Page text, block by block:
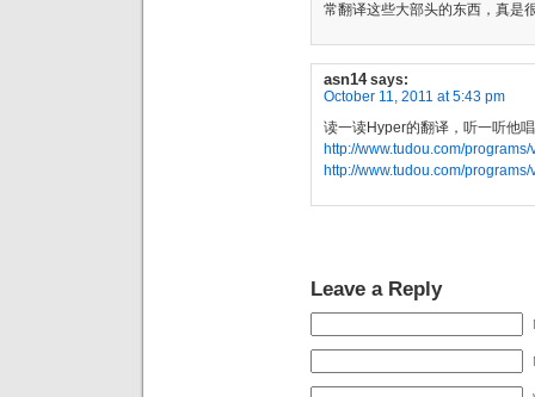
常翻译这些大部头的东西，真是
asn14 says:
October 11, 2011 at 5:43 pm
读一读Hyper的翻译，听一听他
http://www.tudou.com/
http://www.tudou.com/
Leave a Reply